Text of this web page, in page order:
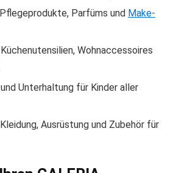
Pflegeprodukte, Parfüms und Make-
Küchenutensilien, Wohnaccessoires
Unterhaltung für Kinder aller
Kleidung, Ausrüstung und Zubehör für